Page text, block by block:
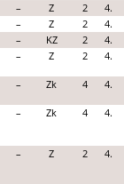
– Z 2
4.
– Z 2
4.
– KZ 2
4.
– Z 2 4.
– Zk 4 4.
– Zk 4 4.
– Z 2 4.